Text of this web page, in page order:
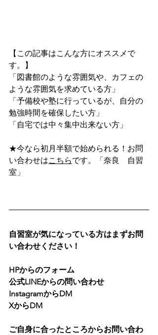
【この記事はこんな方にオススメで
す。】
「図書館のような雰囲気や、カフェの
ような雰囲気を求めている方」
「予備校や塾に行っているが、自分の
勉強時間を確保したい方」
「自宅では中々集中出来ない方」
★今なら初月半額で始められる！お問
い合わせはこちらです。「奈良　自習
室」
自習室が気になっている方はまずお問
い合わせください！
HPからのフォーム
公式LINEからの問い合わせ
InstagramからDM
XからDM
ご自身に合ったところからお問い合わ